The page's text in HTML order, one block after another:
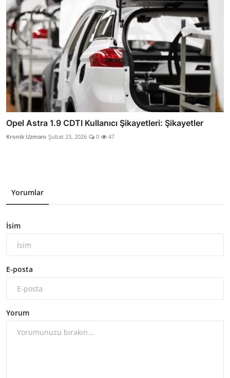
Opel Astra 1.9 CDTI Kullanıcı Şikayetleri: Şikayetler
Kronik Uzmanı Şubat 23, 2026 0 47
Yorumlar
İsim
E-posta
Yorum